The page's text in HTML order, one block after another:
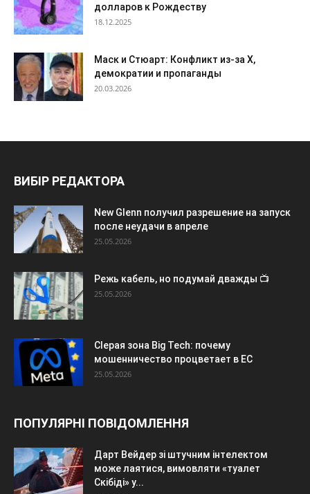
долларов к Рождеству
18.12.2025
Маск и Стюарт: Конфликт из-за X,
демократии и пропаганды
20.03.2026
ВИБІР РЕДАКТОРА
New Glenn получил разрешение на запуск
после неудачи в апреле
25.05.2026
Режь кабель, но подумай дважды 📺
25.05.2026
Сlepая зона Big Tech: почему
мошенничество процветает в ЕС
25.05.2026
ПОПУЛЯРНІ ПОВІДОМЛЕННЯ
Дарт Вейдер зі штучним інтелектом
може лаятися, вимовляти «туалет
Скібіді» у...